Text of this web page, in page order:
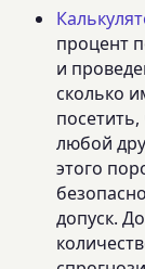
процент
и
сколько
любой
этого
допуск.